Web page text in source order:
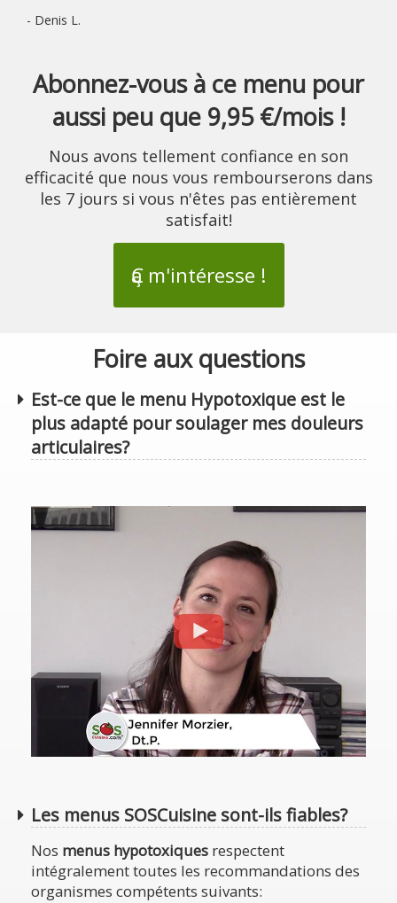
- Denis L.
Abonnez-vous à ce menu pour
aussi peu que 9,95 €/mois !
Nous avons tellement confiance en son
efficacité que nous vous rembourserons dans
les 7 jours si vous n'êtes pas entièrement
satisfait!
Ҫa m'intéresse !
Foire aux questions
Est-ce que le menu Hypotoxique est le
plus adapté pour soulager mes douleurs
articulaires?
Les menus SOSCuisine sont-ils fiables?
Nos menus hypotoxiques respectent
intégralement toutes les recommandations des
organismes compétents suivants: